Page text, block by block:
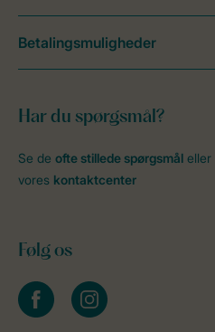
Har du spørgsmål?
Se de ofte stillede spørgsmål eller
vores kontaktcenter
Følg os
facebookinstagram
Betalingsmuligheder